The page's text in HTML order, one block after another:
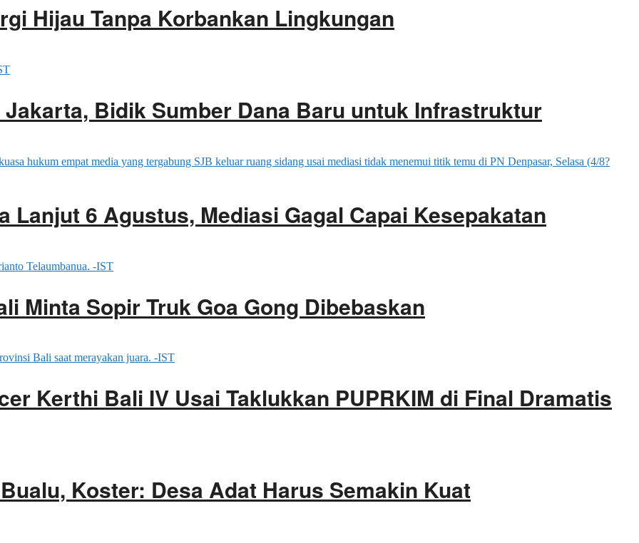
Hijau Tanpa Korbankan Lingkungan
Bidik Sumber Dana Baru untuk Infrastruktur
Lanjut 6 Agustus, Mediasi Gagal Capai Kesepakatan
Minta Sopir Truk Goa Gong Dibebaskan
Kerthi Bali IV Usai Taklukkan PUPRKIM di Final Dramatis
Koster: Desa Adat Harus Semakin Kuat